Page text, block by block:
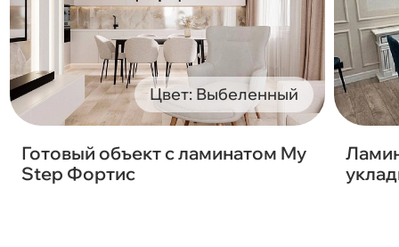
Цвет: Выбеленный
Готовый объект с ламинатом My
Step Фортис